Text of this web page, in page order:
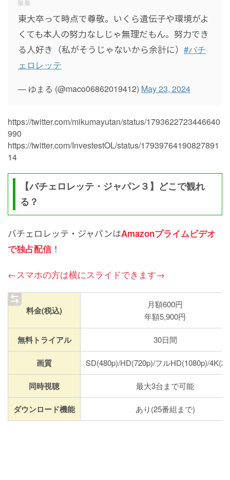
東大卒って時点で尊敬。いくら遺伝子や環境がよ
くても本人の努力なしじゃ無理だもん。努力でき
る人好き（私がそうじゃないから余計に） #バチ
ェロレッテ
— ゆまる (@maco06862019412) May 23, 2024
https://twitter.com/mikumayutan/status/1793622723446640
990
https://twitter.com/InvestestOL/status/17939764190827891
14
【バチェロレッテ・ジャパン３】どこで観れ
る？
バチェロレッテ・ジャパンはAmazonプライムビデオ
で独占配信！
←スマホの方は横にスライドできます→
料金(税込)
月額600円
年額5,900円
無料トライアル 30日間
画質 SD(480p)/HD(720p)/フルHD(1080p)/
同時視聴 最大3台まで可能
ダウンロード機能 あり(25番組まで)